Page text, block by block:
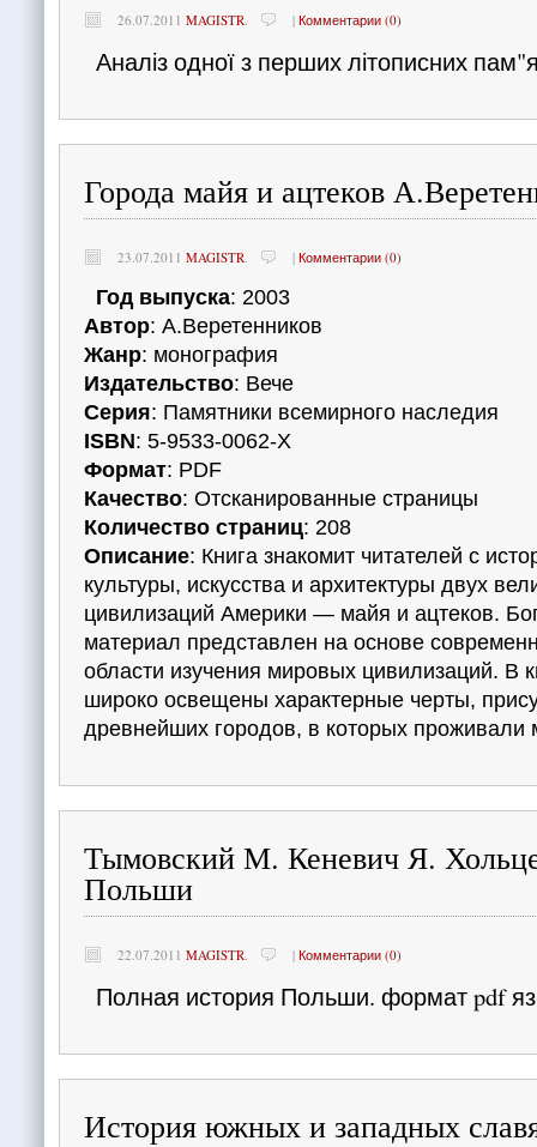
26.07.2011 MAGISTR. | Комментарии (0)
Аналіз одної з перших літописних
Города майя и ацтеков
23.07.2011 MAGISTR. | Комментарии (0)
Год выпуска: 2003
Автор: А.Веретенников
Жанр: монография
Издательство: Вече
Серия: Памятники всемирного наследия
ISBN: 5-9533-0062-X
Формат: PDF
Качество: Отсканированные страницы
Количество страниц: 208
Описание: Книга знакомит читателей с
культуры, искусства и архитектуры двух
цивилизаций Америки — майя и ацтеков.
материал представлен на основе
области изучения мировых цивилизаций. В
широко освещены характерные черты,
древнейших городов, в которых проживали
Тымовский М. Кеневич Я.
Польши
22.07.2011 MAGISTR. | Комментарии (0)
Полная история Польши. формат pdf
История южных и западных